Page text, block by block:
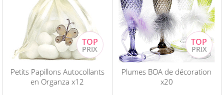
Petits Papillons Autocollants
en Organza x12
Plumes BOA de décoration
x20